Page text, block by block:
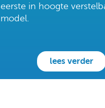
eerste in hoogte
model.
lees verder